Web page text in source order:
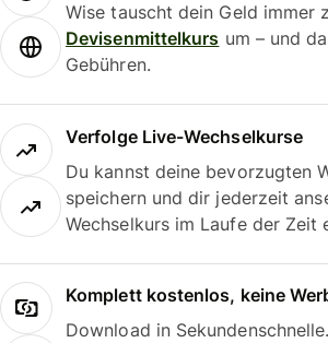
Wise tauscht dein Geld immer
Devisenmittelkurs um – und
Gebühren.
Verfolge Live-Wechselkurse
Du kannst deine bevorzugten
speichern und dir jederzeit
Wechselkurs im Laufe der Zeit
Komplett kostenlos, keine
Download in